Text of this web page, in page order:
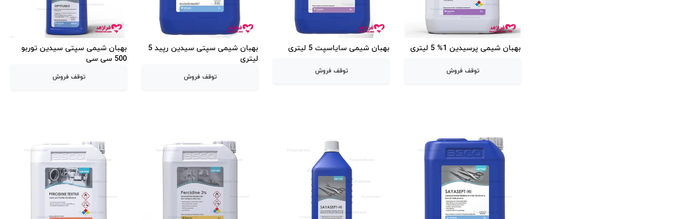
بهبان شیمی پرسیدین 1% 5 لیتری
توقف فروش
بهبان شیمی سایاسپت 5 لیتری
توقف فروش
بهبان شیمی سپتی سیدین رپید 5
لیتری
توقف فروش
بهبان شیمی سپتی سیدین توربو
500 سی سی
توقف فروش